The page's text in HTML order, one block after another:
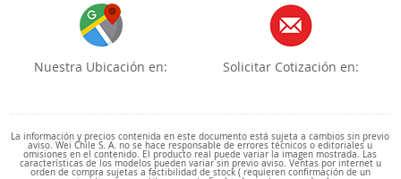
Nuestra Ubicación en: Solicitar Cotización en:
La información y precios contenida en este documento está sujeta a cambios sin previo
aviso. Wei Chile S. A. no se hace responsable de errores técnicos o editoriales u
omisiones en el contenido. El producto real puede variar la imagen mostrada. Las
características de los modelos pueden variar sin previo aviso. Ventas por internet u
orden de compra sujetas a factibilidad de stock ( requieren confirmación de un